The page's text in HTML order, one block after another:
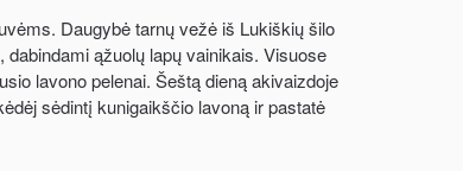
Daugybė tarnų vežė iš Lukiškių šilo
ąžuolų lapų vainikais. Visuose
lavono pelenai. Šeštą dieną akivaizdoje
sėdintį kunigaikščio lavoną ir pastatė